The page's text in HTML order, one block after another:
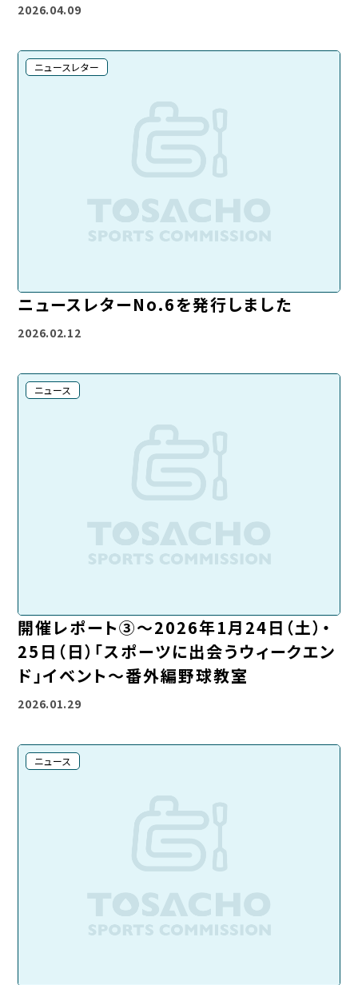
2026.04.09
ニュースレター
ニュースレターNo.6を発行しました
2026.02.12
ニュース
開催レポート③～2026年1月24日（土）・
25日（日）「スポーツに出会うウィークエン
ド」イベント～番外編野球教室
2026.01.29
ニュース